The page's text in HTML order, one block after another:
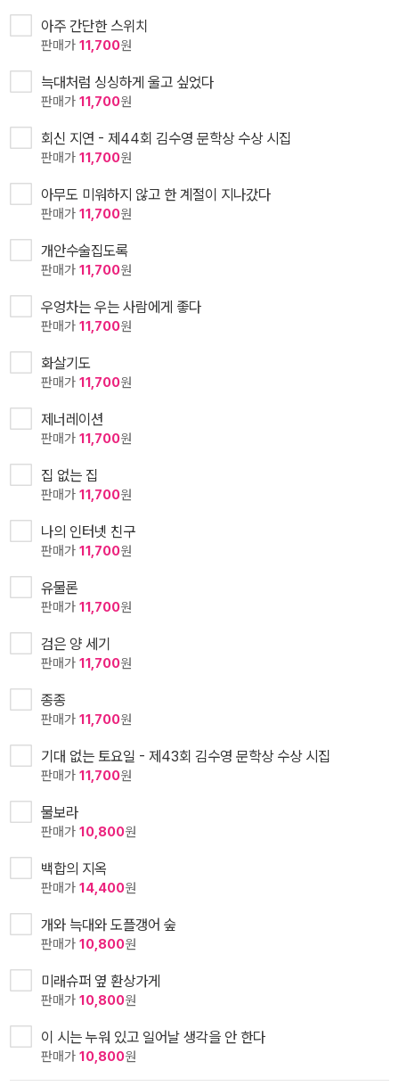
아주 간단한 스위치
판매가 11,700원
늑대처럼 싱싱하게 울고 싶었다
판매가 11,700원
회신 지연 - 제44회 김수영 문학상 수상 시집
판매가 11,700원
아무도 미워하지 않고 한 계절이 지나갔다
판매가 11,700원
개안수술집도록
판매가 11,700원
우엉차는 우는 사람에게 좋다
판매가 11,700원
화살기도
판매가 11,700원
제너레이션
판매가 11,700원
집 없는 집
판매가 11,700원
나의 인터넷 친구
판매가 11,700원
유물론
판매가 11,700원
검은 양 세기
판매가 11,700원
종종
판매가 11,700원
기대 없는 토요일 - 제43회 김수영 문학상 수상 시집
판매가 11,700원
물보라
판매가 10,800원
백합의 지옥
판매가 14,400원
개와 늑대와 도플갱어 숲
판매가 10,800원
미래슈퍼 옆 환상가게
판매가 10,800원
이 시는 누워 있고 일어날 생각을 안 한다
판매가 10,800원